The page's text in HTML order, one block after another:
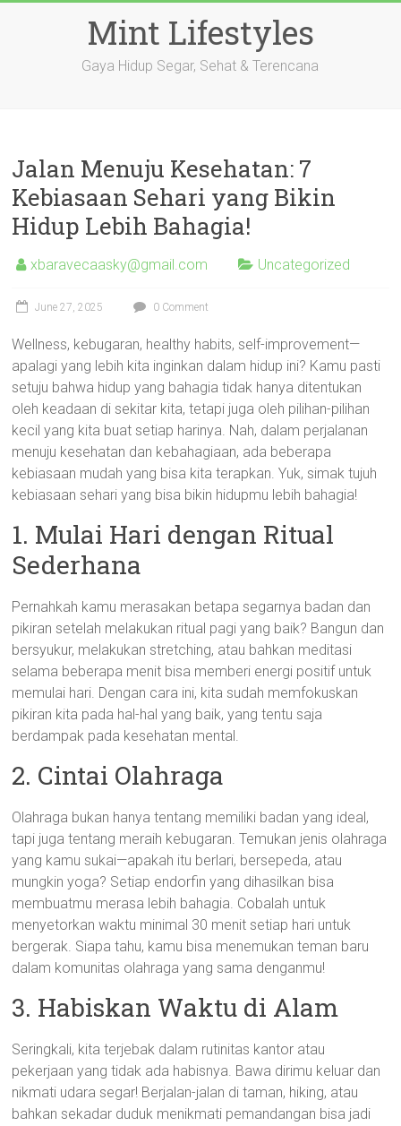
Mint Lifestyles
Gaya Hidup Segar, Sehat & Terencana
Jalan Menuju Kesehatan: 7
Kebiasaan Sehari yang Bikin
Hidup Lebih Bahagia!
xbaravecaasky@gmail.com Uncategorized
June 27, 2025 0 Comment
Wellness, kebugaran, healthy habits, self-improvement—
apalagi yang lebih kita inginkan dalam hidup ini? Kamu pasti
setuju bahwa hidup yang bahagia tidak hanya ditentukan
oleh keadaan di sekitar kita, tetapi juga oleh pilihan-pilihan
kecil yang kita buat setiap harinya. Nah, dalam perjalanan
menuju kesehatan dan kebahagiaan, ada beberapa
kebiasaan mudah yang bisa kita terapkan. Yuk, simak tujuh
kebiasaan sehari yang bisa bikin hidupmu lebih bahagia!
1. Mulai Hari dengan Ritual
Sederhana
Pernahkah kamu merasakan betapa segarnya badan dan
pikiran setelah melakukan ritual pagi yang baik? Bangun dan
bersyukur, melakukan stretching, atau bahkan meditasi
selama beberapa menit bisa memberi energi positif untuk
memulai hari. Dengan cara ini, kita sudah memfokuskan
pikiran kita pada hal-hal yang baik, yang tentu saja
berdampak pada kesehatan mental.
2. Cintai Olahraga
Olahraga bukan hanya tentang memiliki badan yang ideal,
tapi juga tentang meraih kebugaran. Temukan jenis olahraga
yang kamu sukai—apakah itu berlari, bersepeda, atau
mungkin yoga? Setiap endorfin yang dihasilkan bisa
membuatmu merasa lebih bahagia. Cobalah untuk
menyetorkan waktu minimal 30 menit setiap hari untuk
bergerak. Siapa tahu, kamu bisa menemukan teman baru
dalam komunitas olahraga yang sama denganmu!
3. Habiskan Waktu di Alam
Seringkali, kita terjebak dalam rutinitas kantor atau
pekerjaan yang tidak ada habisnya. Bawa dirimu keluar dan
nikmati udara segar! Berjalan-jalan di taman, hiking, atau
bahkan sekadar duduk menikmati pemandangan bisa jadi